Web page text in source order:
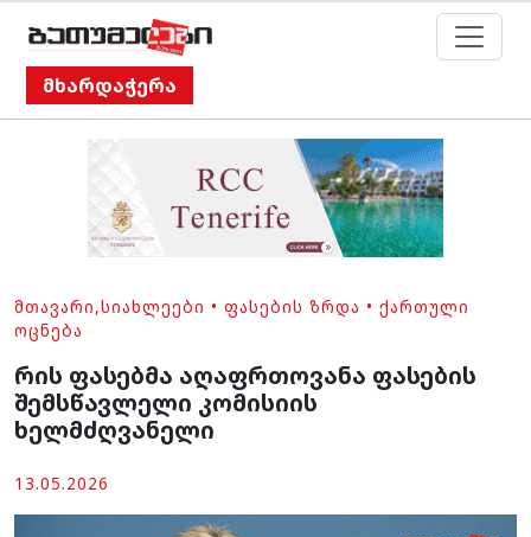
მხარდაჭერა
ᲛᲗᲐᲕᲐᲠᲘ,ᲡᲘᲐᲮᲚᲔᲔᲑᲘ • ᲤᲐᲡᲔᲑᲘᲡ ᲖᲠᲓᲐ • ᲥᲐᲠᲗᲣᲚᲘ
ᲝᲪᲜᲔᲑᲐ
რის ფასებმა აღაფრთოვანა ფასების
შემსწავლელი კომისიის
ხელმძღვანელი
13.05.2026